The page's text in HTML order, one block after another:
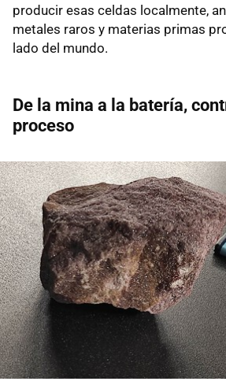
producir esas celdas localmente,
metales raros y materias primas
lado del mundo.
De la mina a la batería,
proceso